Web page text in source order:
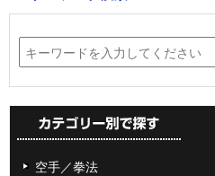
空手／拳法